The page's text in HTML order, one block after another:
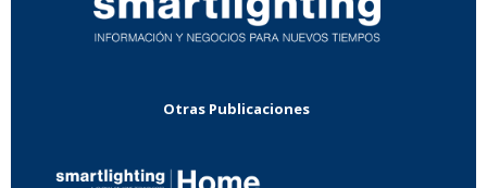
Otras Publicaciones